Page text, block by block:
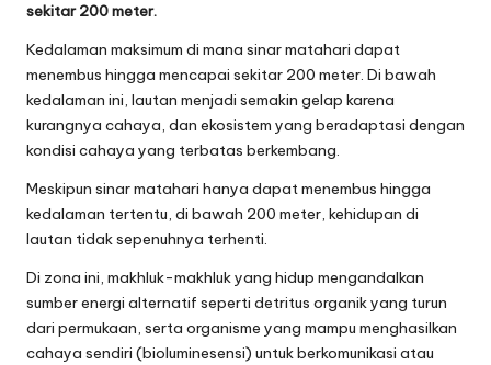
sekitar 200 meter.
Kedalaman maksimum di mana sinar matahari dapat
menembus hingga mencapai sekitar 200 meter. Di bawah
kedalaman ini, lautan menjadi semakin gelap karena
kurangnya cahaya, dan ekosistem yang beradaptasi dengan
kondisi cahaya yang terbatas berkembang.
Meskipun sinar matahari hanya dapat menembus hingga
kedalaman tertentu, di bawah 200 meter, kehidupan di
lautan tidak sepenuhnya terhenti.
Di zona ini, makhluk-makhluk yang hidup mengandalkan
sumber energi alternatif seperti detritus organik yang turun
dari permukaan, serta organisme yang mampu menghasilkan
cahaya sendiri (bioluminesensi) untuk berkomunikasi atau